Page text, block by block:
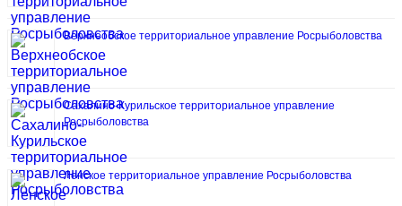
Верхнеобское территориальное управление Росрыболовства
Сахалино-Курильское территориальное управление
Росрыболовства
Ленское территориальное управление Росрыболовства